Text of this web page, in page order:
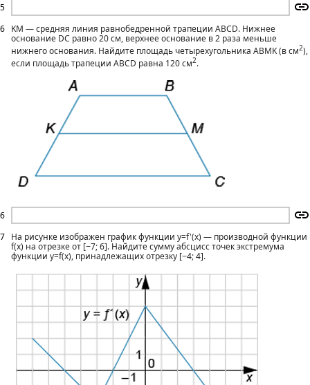
5
6
6
KM — средняя линия равнобедренной трапеции ABCD. Нижнее
основание DC равно 20 см, верхнее основание в 2 раза меньше
нижнего основания. Найдите площадь четырехугольника ABMK (в см2),
если площадь трапеции ABCD равна 120 см​2.
7
На рисунке изображен график функции y=f'(x) — производной функции
f(x) на отрезке от [−7; 6]. Найдите сумму абсцисс точек экстремума
функции y=f(x), принадлежащих отрезку [−4; 4].